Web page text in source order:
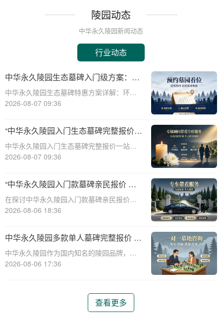
陵园动态
中华永久陵园新闻动态
行业动态
中华永久陵园生态墓碑入门级方案：完
整报价与一站式服务打包特惠解析
中华永久陵园生态墓碑特惠方案详解：环
保、经济、个性化选择☎ 中华永久陵园电
提升，选择一个环保且经济的陵园及墓碑成
为许多家庭的考虑。中华永久陵园，作
2026-08-07 09:36
“中华永久陵园入门生态墓碑完整报价
一站式服务打包特惠详解”
中华永久陵园入门生态墓碑完整报价一站式
服务打包特惠详解☎ 中华永久陵园电话:400-
之一，一直致力于提供高品质、个性化的墓
碑服务。生态墓碑作为一种环保、
2026-08-07 09:36
“中华永久陵园入门款墓碑亲民报价 一
次性付清享折上折：超值优惠与便捷选
择的完美结合”
在探讨中华永久陵园入门款墓碑亲民报价这
一主题时，我们首先需要理解墓碑选择的重
对逝者的纪念，也是对生者情感的寄托。因
此，选择一款既符合预算又具有纪念意义的
墓碑显得尤
2026-08-06 18:36
中华永久陵园多款单人墓碑完整报价 淡
季下单直降数千元详解
中华永久陵园作为国内知名的陵园品牌，提
供多种单人墓碑选择，满足不同客户的需
元的优惠政策，帮助消费者做出明智的选
2026-08-06 17:36
查看更多